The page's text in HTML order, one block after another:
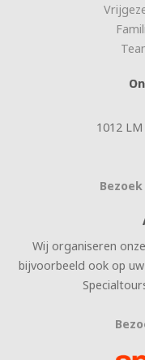
1012
Wij organiseren
bijvoorbeeld ook op